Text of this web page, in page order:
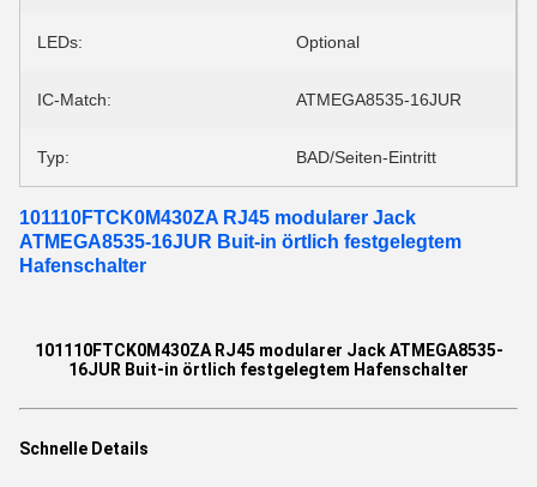
LEDs: Optional
IC-Match: ATMEGA8535-16JUR
Typ: BAD/Seiten-Eintritt
101110FTCK0M430ZA RJ45 modularer Jack
ATMEGA8535-16JUR Buit-in örtlich festgelegtem
Hafenschalter
101110FTCK0M430ZA RJ45 modularer Jack ATMEGA8535-
16JUR Buit-in örtlich festgelegtem Hafenschalter
Schnelle Details